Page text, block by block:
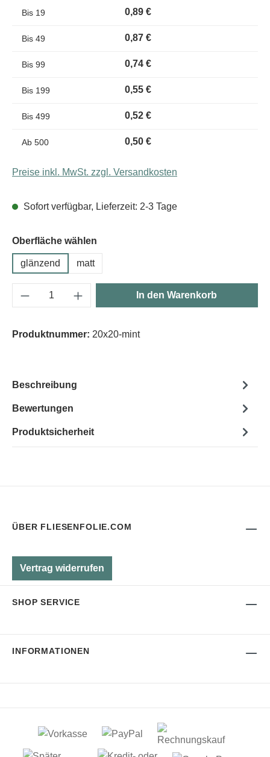
Bis 19 0,89 €
Bis 49 0,87 €
Bis 99 0,74 €
Bis 199 0,55 €
Bis 499 0,52 €
Ab 500 0,50 €
Preise inkl. MwSt. zzgl. Versandkosten
Sofort verfügbar, Lieferzeit: 2-3 Tage
Oberfläche wählen
glänzend matt
Produkt Anzahl: Gib den gewünschten
In den Warenkorb
Produktnummer: 20x20-mint
Beschreibung
Bewertungen
Produktsicherheit
ÜBER FLIESENFOLIE.COM
Vertrag widerrufen
SHOP SERVICE
INFORMATIONEN